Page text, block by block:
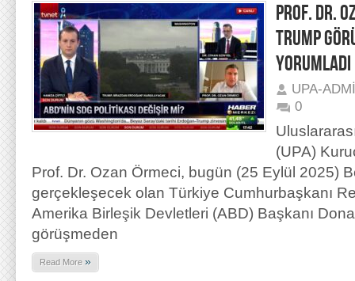
PROF. DR.
TRUMP
YORUMLADI
UPA-
0
(UPA)
Prof. Dr. Ozan Örmeci, bugün (25 Eylül 2025)
gerçekleşecek olan Türkiye Cumhurbaşkanı
Amerika Birleşik Devletleri (ABD) Başkanı
görüşmeden
Read More »